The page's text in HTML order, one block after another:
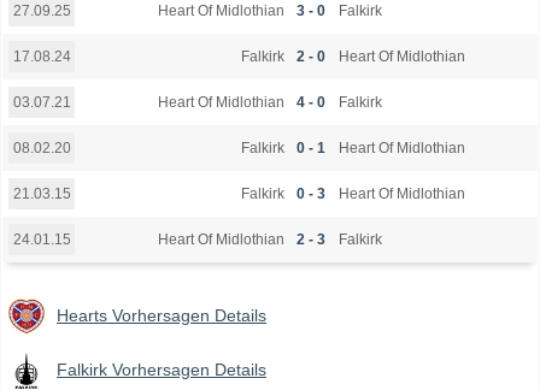
27.09.25 Heart Of Midlothian 3 - 0 Falkirk
17.08.24 Falkirk 2 - 0 Heart Of Midlothian
03.07.21 Heart Of Midlothian 4 - 0 Falkirk
08.02.20 Falkirk 0 - 1 Heart Of Midlothian
21.03.15 Falkirk 0 - 3 Heart Of Midlothian
24.01.15 Heart Of Midlothian 2 - 3 Falkirk
Hearts Vorhersagen Details
Falkirk Vorhersagen Details